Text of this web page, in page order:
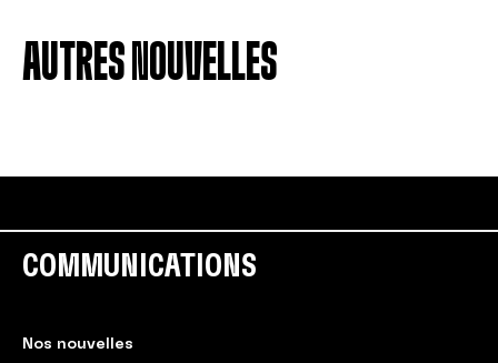
AUTRES NOUVELLES
COMMUNICATIONS
Nos nouvelles